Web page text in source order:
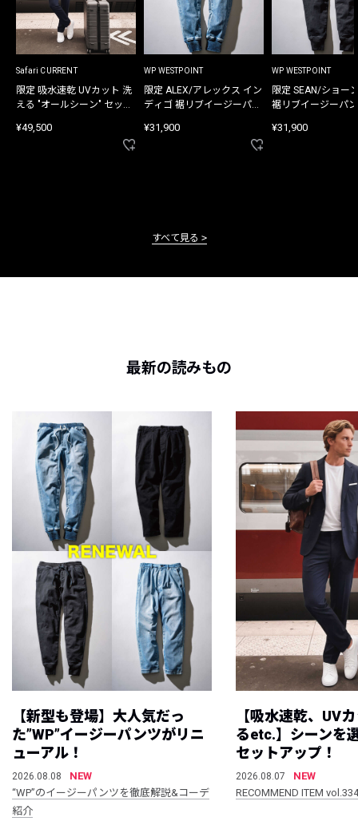
Safari CURRENT
限定 吸水速乾 UVカット 洗
える "オールシーン" セット
¥49,500
WP WESTPOINT
限定 ALEX/アレックス イン
ディゴ 裾リブイージーパン
¥31,900
WP WESTPOINT
限定 SEAN/ショー
裾リブイージーパ
¥31,900
すべて見る
最新の読みもの
【新型も登場】大人気だっ
た”WP”イージーパンツがリニ
ューアル！
2026.08.08
NEW
“WP”のイージーパンツを徹底解説&コーデ
紹介
【吸水速乾、UV
るetc.】シーンを
セットアップ！
2026.08.07
NEW
RECOMMEND ITEM vol.334